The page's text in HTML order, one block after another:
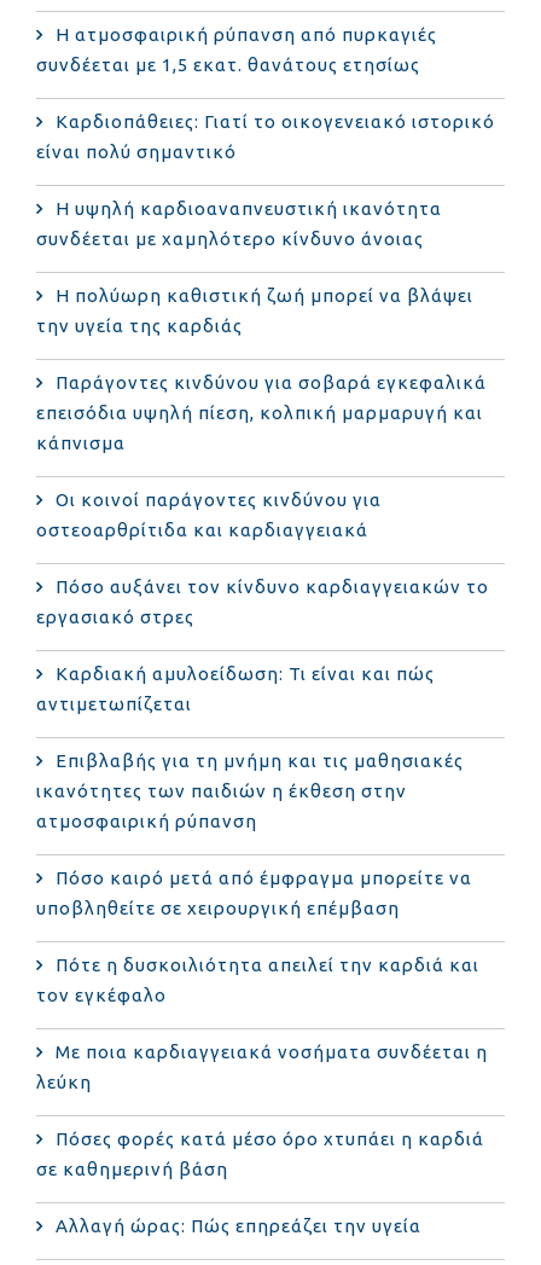
Η ατμοσφαιρική ρύπανση από πυρκαγιές
συνδέεται με 1,5 εκατ. θανάτους ετησίως
Καρδιοπάθειες: Γιατί το οικογενειακό ιστορικό
είναι πολύ σημαντικό
Η υψηλή καρδιοαναπνευστική ικανότητα
συνδέεται με χαμηλότερο κίνδυνο άνοιας
Η πολύωρη καθιστική ζωή μπορεί να βλάψει
την υγεία της καρδιάς
Παράγοντες κινδύνου για σοβαρά εγκεφαλικά
επεισόδια υψηλή πίεση, κολπική μαρμαρυγή και
κάπνισμα
Οι κοινοί παράγοντες κινδύνου για
οστεοαρθρίτιδα και καρδιαγγειακά
Πόσο αυξάνει τον κίνδυνο καρδιαγγειακών το
εργασιακό στρες
Καρδιακή αμυλοείδωση: Τι είναι και πώς
αντιμετωπίζεται
Επιβλαβής για τη μνήμη και τις μαθησιακές
ικανότητες των παιδιών η έκθεση στην
ατμοσφαιρική ρύπανση
Πόσο καιρό μετά από έμφραγμα μπορείτε να
υποβληθείτε σε χειρουργική επέμβαση
Πότε η δυσκοιλιότητα απειλεί την καρδιά και
τον εγκέφαλο
Με ποια καρδιαγγειακά νοσήματα συνδέεται η
λεύκη
Πόσες φορές κατά μέσο όρο χτυπάει η καρδιά
σε καθημερινή βάση
Αλλαγή ώρας: Πώς επηρεάζει την υγεία